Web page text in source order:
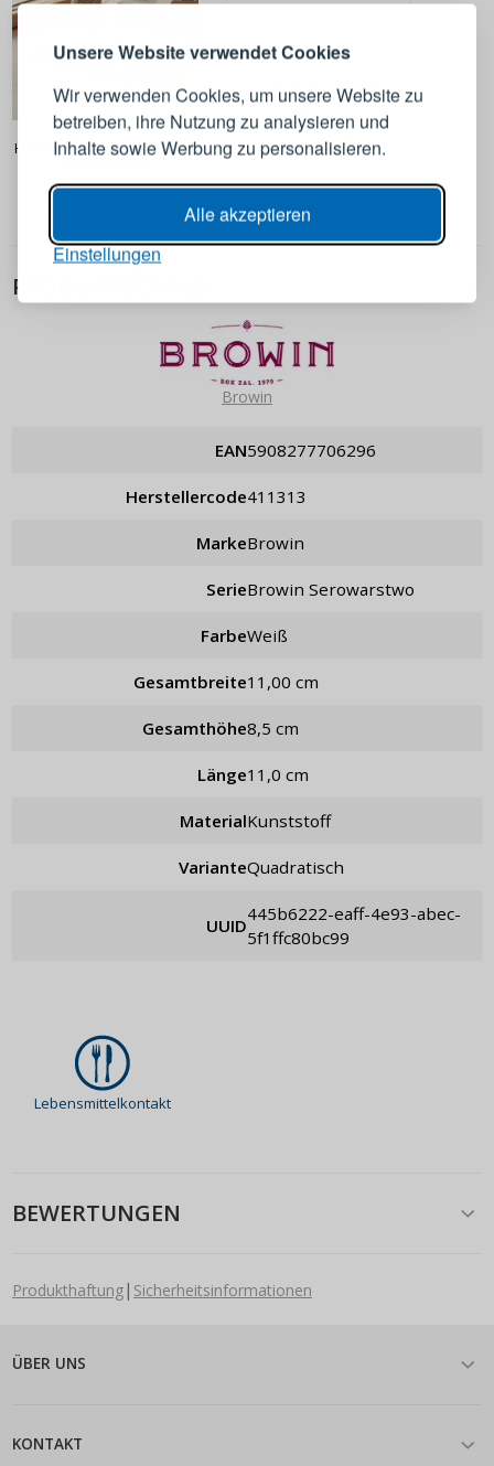
Unsere Website verwendet Cookies
Wir verwenden Cookies, um unsere Website zu
betreiben, ihre Nutzung zu analysieren und
Inhalte sowie Werbung zu personalisieren.
Alle akzeptieren
Einstellungen
2,49 €
Handtuchclips aus Kunststoff
Pokaż wszystkie
PRODUKTDETAILS
Browin
EAN 5908277706296
Herstellercode 411313
Marke Browin
Serie Browin Serowarstwo
Farbe weiß
Gesamtbreite 11,00 cm
Gesamthöhe 8,5 cm
Länge 11,0 cm
Material Kunststoff
Variante quadratisch
UUID
445b6222-eaff-4e93-abec-
5f1ffc80bc99
Lebensmittelkontakt
BEWERTUNGEN
Produkthaftung| Sicherheitsinformationen
ÜBER UNS
KONTAKT
Melden Sie sich bei Ihrem
E-Mail-Adresse
Passwort erinnern